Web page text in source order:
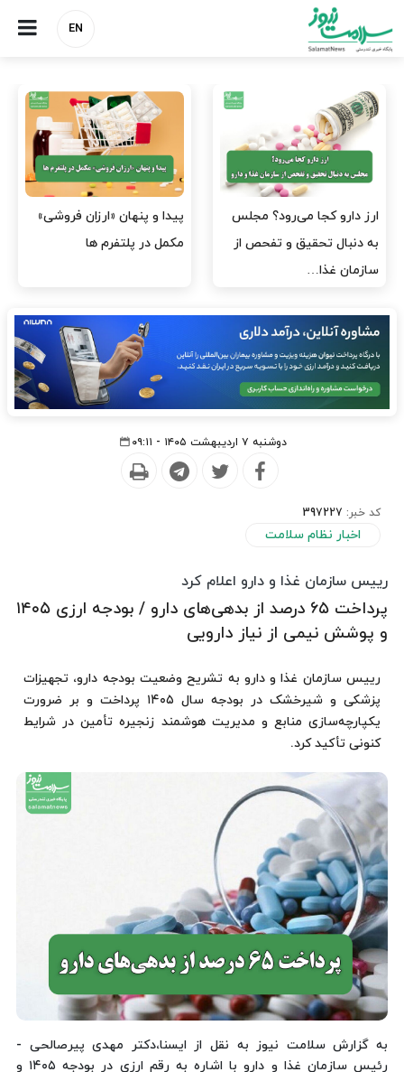
EN
صنعت دارو چشم‌انتظار اجرای
مصوبه بانک مرکزی
هشدار کانون هموفیلی ایران:
۴ هزار بیمار ۸ ماه است
دوشنبه ۷ اردیبهشت ۱۴۰۵ - ۰۹:۱۱
کد خبر: 397227
اخبار نظام سلامت
رییس سازمان غذا و دارو اعلام کرد
پرداخت ۶۵ درصد از بدهی‌های دارو / بودجه ارزی ۱۴۰۵
و پوشش نیمی از نیاز دارویی
رییس سازمان غذا و دارو به تشریح وضعیت بودجه دارو، تجهیزات
پزشکی و شیرخشک در بودجه سال ۱۴۰۵ پرداخت و بر ضرورت
یکپارچه‌سازی منابع و مدیریت هوشمند زنجیره تأمین در شرایط
کنونی تأکید کرد.
به گزارش سلامت نیوز به نقل از ایسنا،دکتر مهدی پیرصالحی -
رئیس سازمان غذا و دارو با اشاره به رقم ارزی در بودجه ۱۴۰۵ و